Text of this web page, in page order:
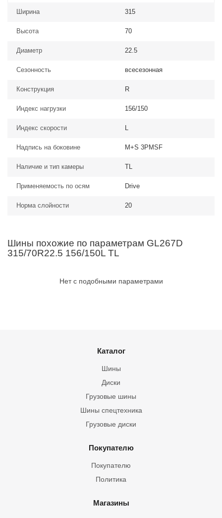
Ширина 315
Высота 70
Диаметр 22.5
Сезонность всесезонная
Конструкция R
Индекс нагрузки 156/150
Индекс скорости L
Надпись на боковине M+S 3PMSF
Наличие и тип камеры TL
Применяемость по осям Drive
Норма слойности 20
Шины похожие по параметрам GL267D
315/70R22.5 156/150L TL
Нет с подобными параметрами
Каталог
Шины
Грузовые шины
Шины спецтехника
Диски
Грузовые диски
Покупателю
Покупателю
Политика
Магазины